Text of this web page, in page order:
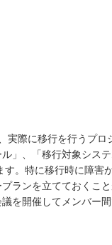
際に移行を行うプロ
」、「移行対象シス
。特に移行時に障害
ランを立てておくこ
を開催してメンバー